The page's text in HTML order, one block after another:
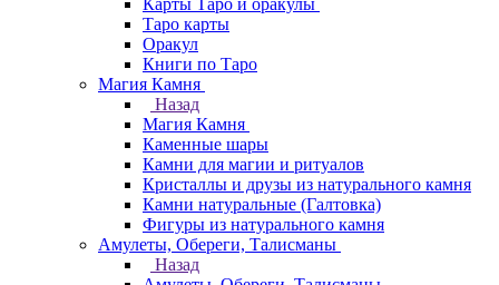
Карты Таро и оракулы
Таро карты
Оракул
Книги по Таро
Магия Камня
Назад
Магия Камня
Каменные шары
Камни для магии и ритуалов
Кристаллы и друзы из натурального камня
Камни натуральные (Галтовка)
Фигуры из натурального камня
Амулеты, Обереги, Талисманы
Назад